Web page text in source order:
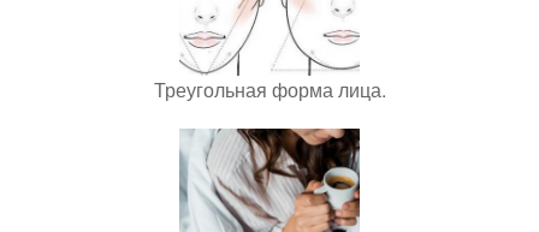
Треугольная форма лица.